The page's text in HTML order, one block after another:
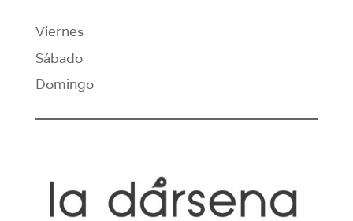
Viernes
Sábado
Domingo